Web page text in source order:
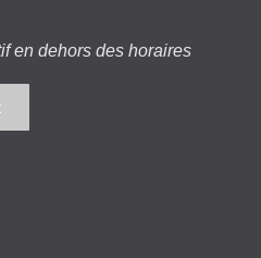
en dehors des horaires